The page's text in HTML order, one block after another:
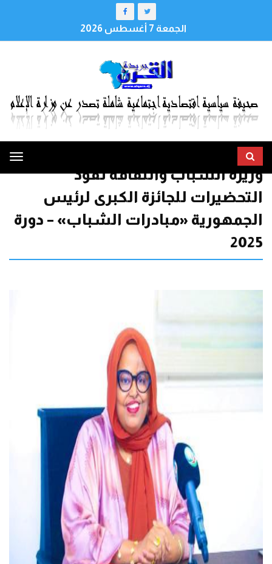
الجمعة 7 أغسطس 2026
وزيرة الشباب والثقافة تقود
التحضيرات للجائزة الكبرى لرئيس
الجمهورية «مبادرات الشباب» – دورة
2025